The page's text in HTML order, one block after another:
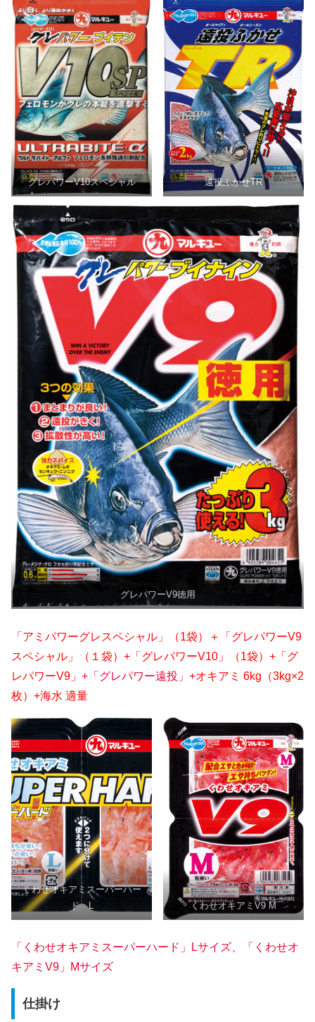
グレパワーV10スペシャル 遠投ふかせTR
グレパワーV9徳用
「アミパワーグレスペシャル」（1袋）＋「グレパワーV9
スペシャル」（１袋）+「グレパワーV10」（1袋）+「グ
レパワーV9」+ 「グレパワー遠投」+オキアミ 6kg（3kg×2
枚）+海水 適量
くわせオキアミスーパーハー
ド L
くわせオキアミV9 M
「くわせオキアミスーパーハード」Lサイズ、「くわせオ
キアミV9」Mサイズ
仕掛け